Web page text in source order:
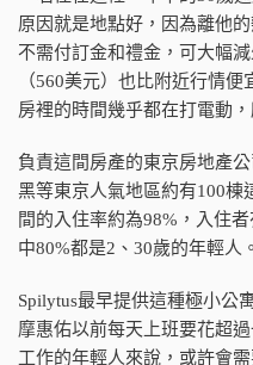
原因就是地點好，因為離他
不需付訂金和禮金，可大幅
（560美元）也比附近行情
房裡的時間幾乎都在打電動
負責這間房產的東京房地產
黑等東京人氣地區約有100棟
間的入住率約為98%，入住
中80%都是2、30歲的年輕人。
Spilytus最早提供這種極小公
摩惠佑以前每天上班要花超
工作的年輕人來說，或許會